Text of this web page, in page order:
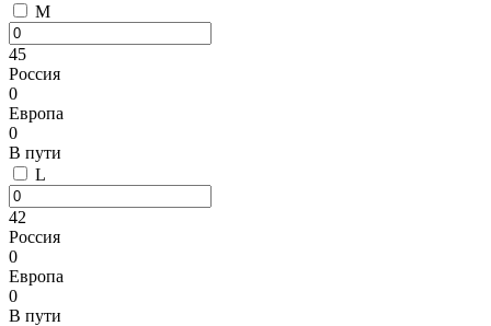
M
45
Россия
0
Европа
0
В пути
L
42
Россия
0
Европа
0
В пути